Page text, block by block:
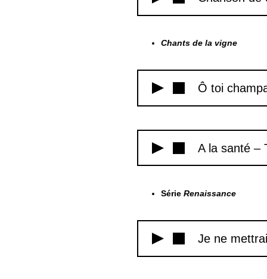
Chants de la vigne
Ô toi
A la santé –
Série Renaissance
Je ne